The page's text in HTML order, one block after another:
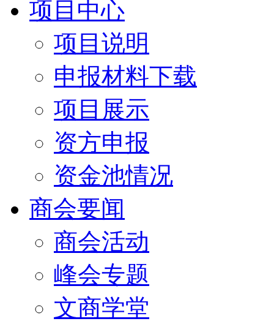
项目中心
项目说明
申报材料下载
项目展示
资方申报
资金池情况
商会要闻
商会活动
峰会专题
文商学堂